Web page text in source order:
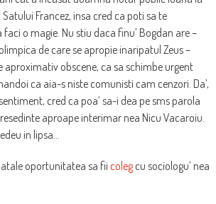
Francez, insa cred ca poti sa te
o magie. Nu stiu daca finu’ Bogdan are –
de care se apropie inaripatul Zeus –
aproximativ obscene, ca sa schimbe urgent
ca aia-s niste comunisti cam cenzori. Da’,
cred ca poa’ sa-i dea pe sms parola
aproape interimar nea Nicu Vacaroiu.
in lipsa…
oportunitatea sa fii colegcu sociologu’ nea